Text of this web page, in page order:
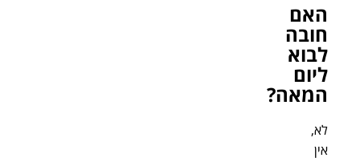
האם
חובה
לבוא
ליום
המאה?
לא,
אין